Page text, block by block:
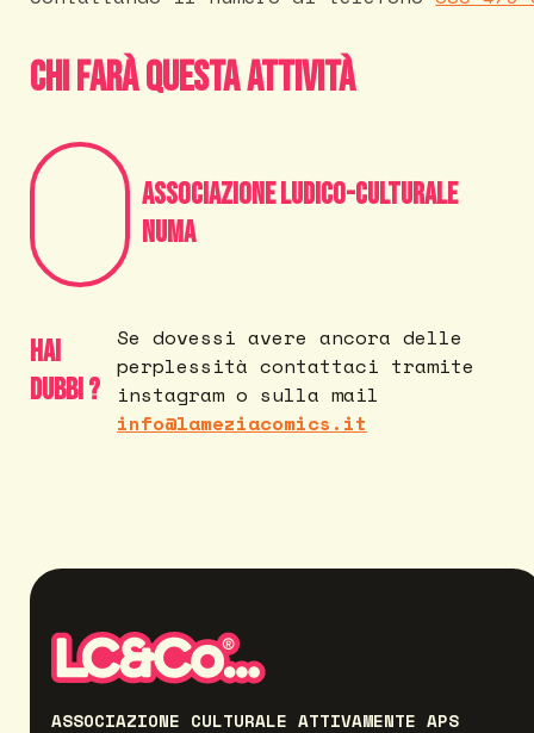
Chi farà questa attività
Associazione Ludico-Culturale
NUMA
Hai
dubbi ?
Se dovessi avere ancora delle
perplessità contattaci tramite
instagram o sulla mail
info@lameziacomics.it
ASSOCIAZIONE CULTURALE ATTIVAMENTE APS